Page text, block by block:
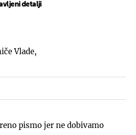
detalji
Vlade,
pismo jer ne dobivamo